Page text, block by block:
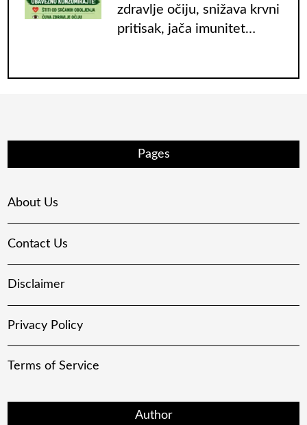
zdravlje očiju, snižava krvni
pritisak, jača imunitet…
Pages
About Us
Contact Us
Disclaimer
Privacy Policy
Terms of Service
Author